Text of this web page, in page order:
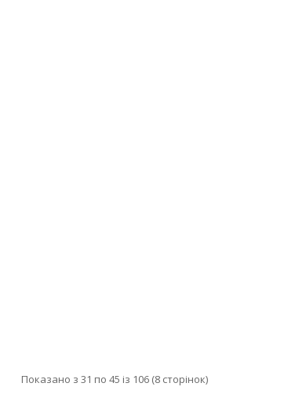
Показано з 31 по 45 із 106 (8 сторінок)